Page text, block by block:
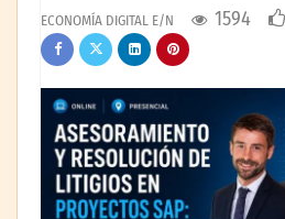
ECONOMÍA DIGITAL E/N 1594